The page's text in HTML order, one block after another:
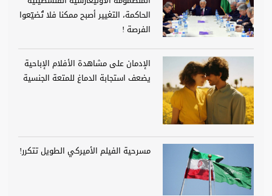
الحاكمة، التغيير أصبح ممكنا فلا تُضيّعوا
الفرصة !
الإدمان على مشاهدة الأفلام الإباحية
يضعف استجابة الدماغ للمتعة الجنسية
مسرحية الفيلم الأميركي الطويل تتكرر!